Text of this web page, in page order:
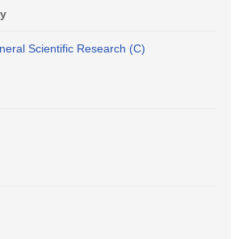
Scientific Research (C)